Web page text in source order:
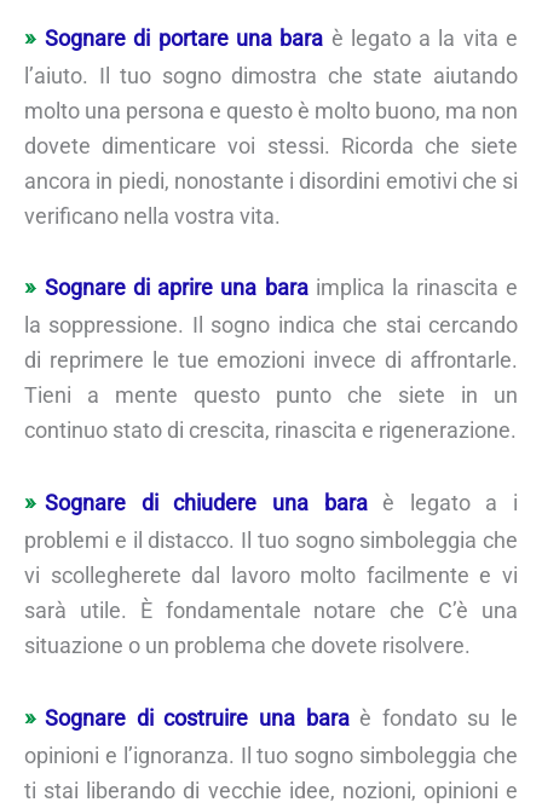
Sognare di portare una bara è legato a la vita e
l’aiuto. Il tuo sogno dimostra che state aiutando
molto una persona e questo è molto buono, ma non
dovete dimenticare voi stessi. Ricorda che siete
ancora in piedi, nonostante i disordini emotivi che si
verificano nella vostra vita.
Sognare di aprire una baraimplica la rinascita e
la soppressione. Il sogno indica che stai cercando
di reprimere le tue emozioni invece di affrontarle.
Tieni a mente questo punto che siete in un
continuo stato di crescita, rinascita e rigenerazione.
Sognare di chiudere una baraè legato a i
problemi e il distacco. Il tuo sogno simboleggia che
vi scollegherete dal lavoro molto facilmente e vi
sarà utile. È fondamentale notare che C’è una
situazione o un problema che dovete risolvere.
Sognare di costruire una baraè fondato su le
opinioni e l’ignoranza. Il tuo sogno simboleggia che
ti stai liberando di vecchie idee, nozioni, opinioni e